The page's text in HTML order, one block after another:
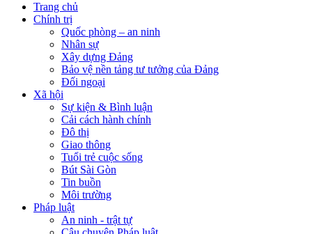
Trang chủ
Chính trị
Quốc phòng – an ninh
Nhân sự
Xây dựng Đảng
Bảo vệ nền tảng tư tưởng của Đảng
Đối ngoại
Xã hội
Sự kiện & Bình luận
Cải cách hành chính
Đô thị
Giao thông
Tuổi trẻ cuộc sống
Bút Sài Gòn
Tin buồn
Môi trường
Pháp luật
An ninh - trật tự